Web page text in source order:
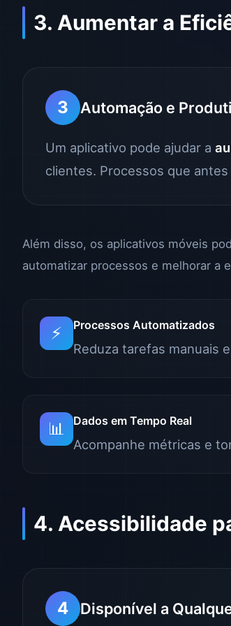
3. Aumentar a
3 Automação e
Um aplicativo pode ajudar a
clientes. Processos que
Além disso, os aplicativos móveis
automatizar processos e melhorar a
⚡ Processos Automatizados
Reduza tarefas manuais
📊 Dados em Tempo Real
Acompanhe métricas e
4. Acessibilidade
4 Disponível a